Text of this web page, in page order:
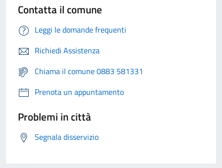
Contatta il comune
Leggi le domande frequenti
Richiedi Assistenza
Chiama il comune 0883 581331
Prenota un appuntamento
Problemi in città
Segnala disservizio